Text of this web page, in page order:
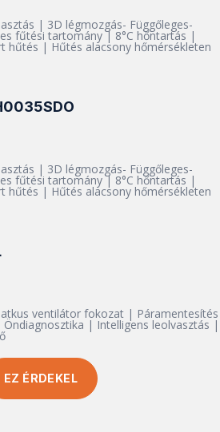
| 3D légmozgás- Függőleges-
fűtési tartomány | 8°C hőntartás |
hűtés | Hűtés alacsony hőmérsékleten
| 3D légmozgás- Függőleges-
fűtési tartomány | 8°C hőntartás |
hűtés | Hűtés alacsony hőmérsékleten
ventilátor fokozat | Páramentesítés
| Intelligens leolvasztás |
EZ ÉRDEKEL